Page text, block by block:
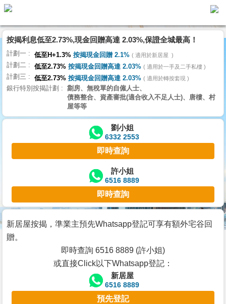
代
理
主
頁
搵
樓/
交
業
主
宅
谷
按
按揭利息低至2.73%,現金回贈高達 2.03%,保證全城最高！
計劃一 低至H+1.3% 按揭現金回贈 2.1% 適用於新居屋
計劃二 低至2.73% 按揭現金回贈高達 2.03% 適用於一手及二手私樓
計劃三 低至2.73% 按揭現金回贈高達 2.03% 適用於轉按套現
銀行特別按揭計劃
劏房、無稅單的自僱人士、
債務整合、資產審批(適合收入不足人士)、唐樓、村
屋等等
劉小姐
6332 2553
即時查詢
許小姐
6516 8889
即時查詢
新居屋按揭，準業主預先Whatsapp登記可享有額外宅谷回
贈。
即時查詢 6516 8889 (許小姐)
或直接Click以下Whatsapp登記：
新居屋
6516 8889
預先登記